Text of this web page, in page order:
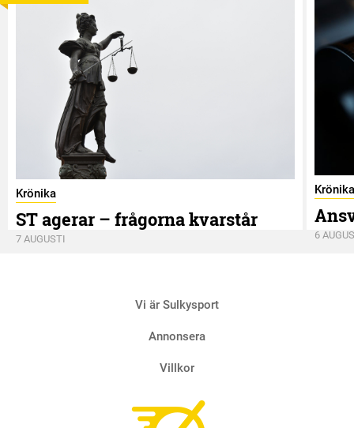
Krönika
ST agerar – frågorna kvarstår
7 AUGUSTI
Krönika
6
Vi är Sulkysport
Annonsera
Villkor